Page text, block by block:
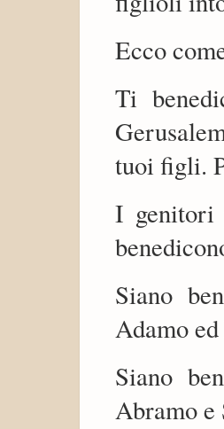
Ecco
Ti
tuoi figli.
I genitori
Siano
Adamo
Siano
Abramo e